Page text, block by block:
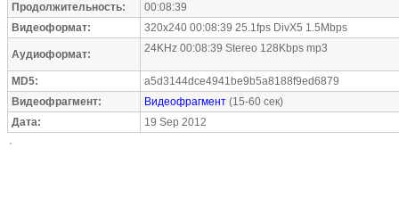
Продолжительность:
00:08:39
Видеоформат:
320x240 00:08:39 25.1fps DivX5 1.5Mbps
Аудиоформат: 24KHz 00:08:39 Stereo 128Kbps mp3
MD5:
a5d3144dce4941be9b5a8188f9ed6879
Видеофрагмент:
Видеофрагмент (15-60 сек)
Дата:
19 Sep 2012